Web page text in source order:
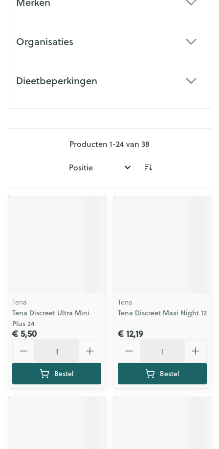
Organisaties
Dieetbeperkingen
Producten 1-24van 38
Sorteer op:
Tena
Tena Discreet Ultra Mini
Plus 24
€ 5,50
Bestel
Tena
Tena Discreet Maxi Night 12
€ 12,19
Bestel